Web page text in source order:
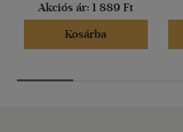
Akciós ár: 1 889 Ft
Kosárba